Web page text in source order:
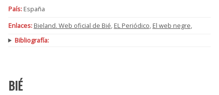
País:España
Enlaces: Bieland. Web oficial de Bié, EL Periódico, El web negre,
Bibliografía:
BIÉ